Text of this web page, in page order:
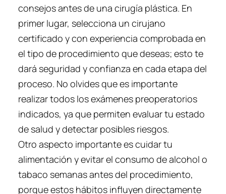
consejos antes de una cirugía plástica. En
primer lugar, selecciona un cirujano
certificado y con experiencia comprobada en
el tipo de procedimiento que deseas; esto te
dará seguridad y confianza en cada etapa del
proceso. No olvides que es importante
realizar todos los exámenes preoperatorios
indicados, ya que permiten evaluar tu estado
de salud y detectar posibles riesgos.
Otro aspecto importante es cuidar tu
alimentación y evitar el consumo de alcohol o
tabaco semanas antes del procedimiento,
porque estos hábitos influyen directamente